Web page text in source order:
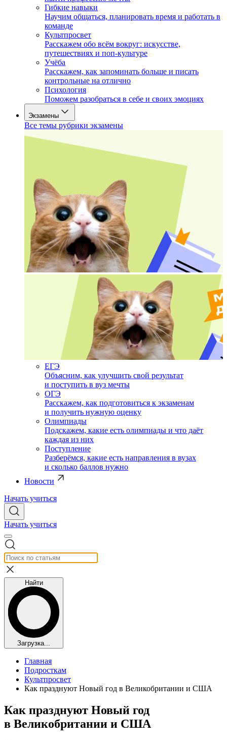
Гибкие навыки
Научим общаться, планировать время и работать в
команде
Культпросвет
Расскажем обо всём вокруг: искусстве,
путешествиях и поп-культуре
Учёба
Расскажем, как запоминать больше и писать
контрольные на отлично
Психология
Поможем разобраться в себе и своих эмоциях
Экзамены
Все темы рубрики экзамены
ЕГЭ
Объясним, как улучшить свой результат
и поступить в вуз мечты
ОГЭ
Расскажем, как подготовиться к экзаменам
и получить нужную оценку
Олимпиады
Подскажем, какие есть олимпиады и что даёт
каждая из них
Поступление
Разберёмся, какие есть направления в вузах
и сколько баллов нужно
Новости
Начать учиться
Начать учиться
Найти
Загрузка...
Главная
Подросткам
Культпросвет
Как празднуют Новый год в Великобритании и США
Как празднуют Новый год
в Великобритании и США